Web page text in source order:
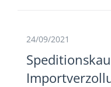
Versicherungsschäden
24/09/2021